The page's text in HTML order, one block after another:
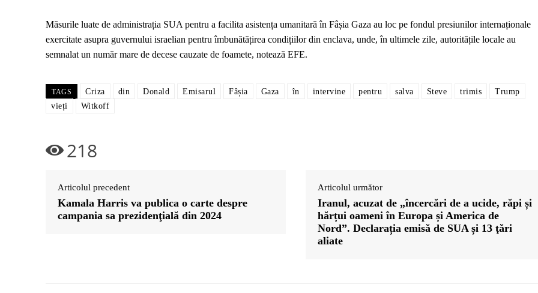
Măsurile luate de administrația SUA pentru a facilita asistența umanitară în Fâșia Gaza au loc pe fondul presiunilor internaționale
exercitate asupra guvernului israelian pentru îmbunătățirea condițiilor din enclava, unde, în ultimele zile, autoritățile locale au
semnalat un număr mare de decese cauzate de foamete, notează EFE.
TAGS Criza din Donald Emisarul Fâșia Gaza în intervine pentru salva Steve trimis
Trump
vieți
Witkoff
218
Articolul precedent
Kamala Harris va publica o carte despre
campania sa prezidenţială din 2024
Articolul următor
Iranul, acuzat de „încercări de a ucide, răpi și
hărțui oameni în Europa și America de
Nord”. Declarația emisă de SUA și 13 ţări
aliate